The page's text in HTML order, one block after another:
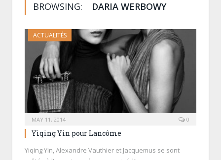
BROWSING: DARIA WERBOWY
ACTUALITÉS
MAY 11, 2014 0
Yiqing Yin pour Lancôme
Yiqing Yin, Alexandre Vauthier et Jacquemus se sont